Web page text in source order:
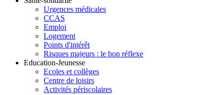
Urgences médicales
CCAS
Emploi
Logement
Points d'intérêt
Risques majeurs : le bon réflexe
Education-Jeunesse
Ecoles et collèges
Centre de loisirs
Activités périscolaires